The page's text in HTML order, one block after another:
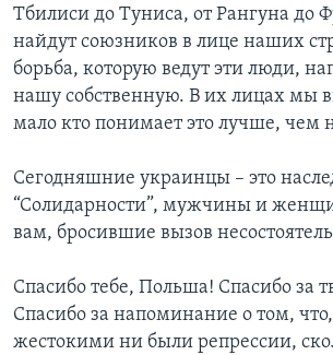
Тбилиси до Туниса, от Рангуна до
найдут союзников в лице наших
борьба, которую ведут эти люди,
нашу собственную. В их лицах мы
мало кто понимает это лучше, чем
Сегодняшние украинцы – это
“Солидарности”, мужчины и
вам, бросившие вызов
Спасибо тебе, Польша! Спасибо за
Спасибо за напоминание о том,
жестокими ни были репрессии,